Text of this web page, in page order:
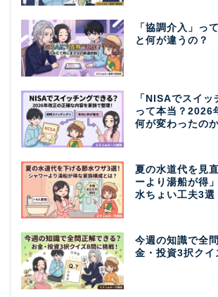
「協調介入」っ
と何が違うの？
「NISAでスイッ
って本当？2026
何が変わったの
夏の水道代を見
ーより湯船が得
水ちょい工夫3選
今週の知識で全
金・投資3択クイ